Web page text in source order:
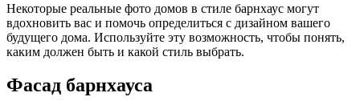
Некоторые реальные фото домов в стиле барнхаус могут
вдохновить вас и помочь определиться с дизайном вашего
будущего дома. Используйте эту возможность, чтобы понять,
каким должен быть и какой стиль выбрать.
Фасад барнхауса